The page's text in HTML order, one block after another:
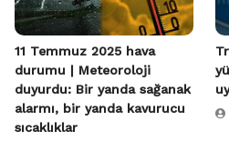
11 Temmuz 2025 hava
durumu | Meteoroloji
duyurdu: Bir yanda sağanak
alarmı, bir yanda kavurucu
sıcaklıklar